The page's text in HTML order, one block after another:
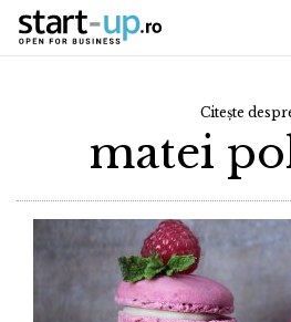
Citește
matei